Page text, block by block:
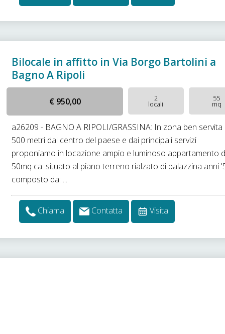
Bilocale in affitto in Via Borgo Bartolini a
Bagno A Ripoli
€ 950,00 2
locali
55
mq
a26209 - BAGNO A RIPOLI/GRASSINA: In zona ben servita
500 metri dal centro del paese e dai principali servizi
proponiamo in locazione ampio e luminoso appartamento
50mq ca. situato al piano terreno rialzato di palazzina anni
composto da: ...
Chiama Contatta Visita